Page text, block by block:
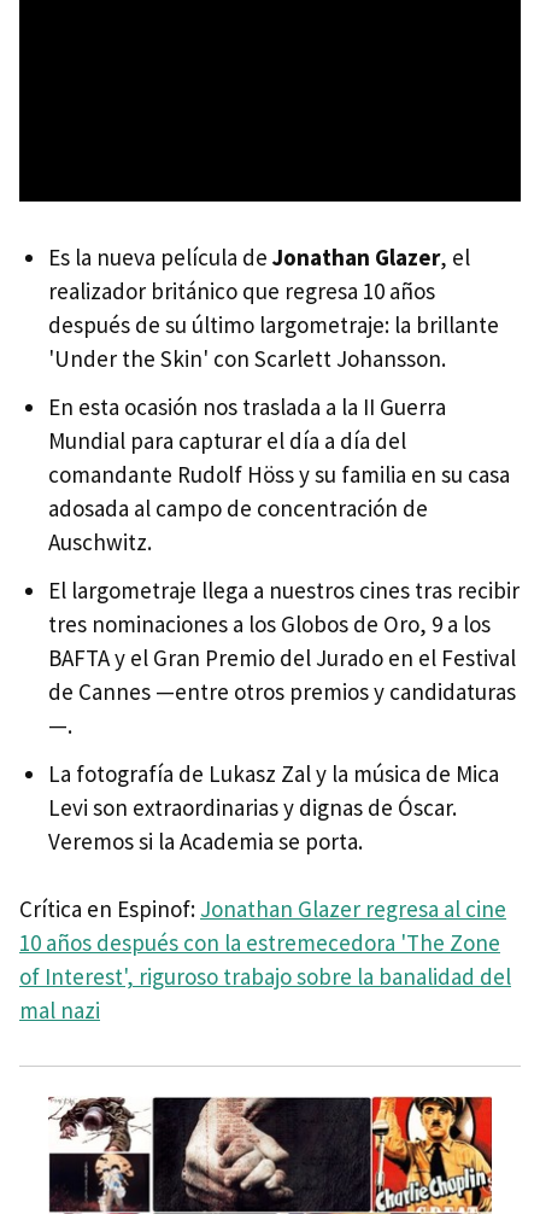
Es la nueva película de Jonathan Glazer, el
realizador británico que regresa 10 años
después de su último largometraje: la brillante
'Under the Skin' con Scarlett Johansson.
En esta ocasión nos traslada a la II Guerra
Mundial para capturar el día a día del
comandante Rudolf Höss y su familia en su casa
adosada al campo de concentración de
Auschwitz.
El largometraje llega a nuestros cines tras recibir
tres nominaciones a los Globos de Oro, 9 a los
BAFTA y el Gran Premio del Jurado en el Festival
de Cannes —entre otros premios y candidaturas
—.
La fotografía de Lukasz Zal y la música de Mica
Levi son extraordinarias y dignas de Óscar.
Veremos si la Academia se porta.
Crítica en Espinof: Jonathan Glazer regresa al cine
10 años después con la estremecedora 'The Zone
of Interest', riguroso trabajo sobre la banalidad del
mal nazi